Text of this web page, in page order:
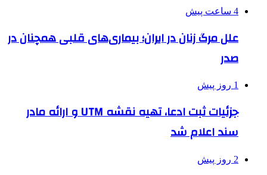
4 ساعت پیش
علل مرگ زنان در ایران؛ بیماری‌های قلبی همچنان در
صدر
1 روز پیش
جزئیات ثبت ادعا، تهیه نقشه UTM و ارائه مادر
سند اعلام شد
2 روز پیش